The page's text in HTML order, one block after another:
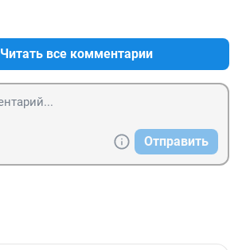
Читать все комментарии
Отправить